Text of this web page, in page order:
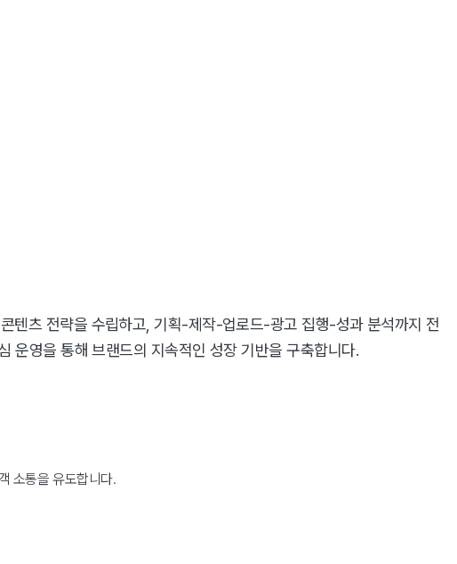
텐츠 전략을 수립하고, 기획-제작-업로드-광고 집행-성과 분석까지 전
운영을 통해 브랜드의 지속적인 성장 기반을 구축합니다.
소통을 유도합니다.